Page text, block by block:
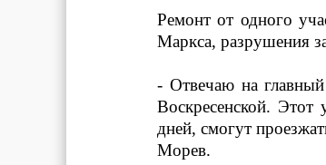
Ремонт от одного
Маркса, разрушения
- Отвечаю на
Воскресенской. Этот
дней, смогут
Морев.